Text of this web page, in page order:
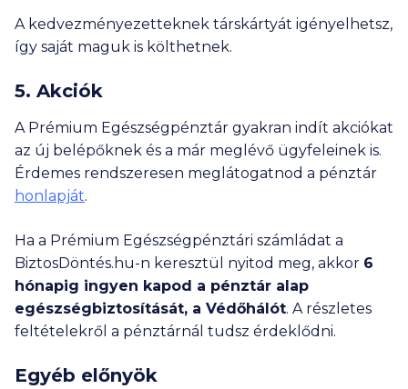
A kedvezményezetteknek társkártyát igényelhetsz,
így saját maguk is költhetnek.
5. Akciók
A Prémium Egészségpénztár gyakran indít akciókat
az új belépőknek és a már meglévő ügyfeleinek is.
Érdemes rendszeresen meglátogatnod a pénztár
honlapját.
Ha a Prémium Egészségpénztári számládat a
BiztosDöntés.hu-n keresztül nyitod meg, akkor 6
hónapig ingyen kapod a pénztár alap
egészségbiztosítását, a Védőhálót. A részletes
feltételekről a pénztárnál tudsz érdeklődni.
Egyéb előnyök